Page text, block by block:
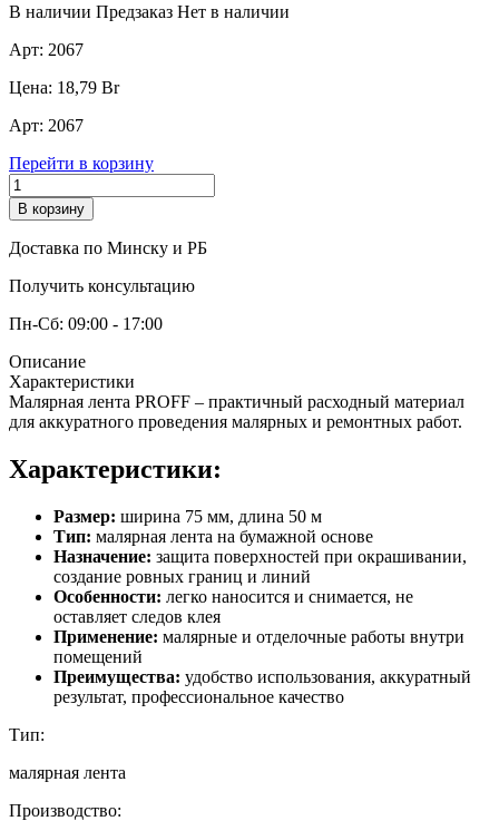
В наличии Предзаказ Нет в наличии
Арт: 2067
Цена: 18,79 Br
Арт: 2067
Перейти в корзину
В корзину
Доставка по Минску и РБ
Получить консультацию
Пн-Сб: 09:00 - 17:00
Описание
Характеристики
Малярная лента PROFF – практичный расходный материал
для аккуратного проведения малярных и ремонтных работ.
Характеристики:
Размер: ширина 75 мм, длина 50 м
Тип: малярная лента на бумажной основе
Назначение: защита поверхностей при окрашивании,
создание ровных границ и линий
Особенности: легко наносится и снимается, не
оставляет следов клея
Применение: малярные и отделочные работы внутри
помещений
Преимущества: удобство использования, аккуратный
результат, профессиональное качество
Тип:
малярная лента
Производство: